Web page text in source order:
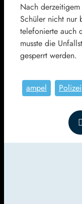
Nach
Schüler nicht nur
telefonierte auch
musste die
gesperrt werden.
ampel Polizei